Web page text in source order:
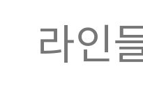
라인